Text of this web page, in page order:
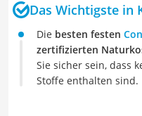
Das Wichtigste in
Die besten festen
zertifizierten
Sie sicher sein, dass
Stoffe enthalten sind.